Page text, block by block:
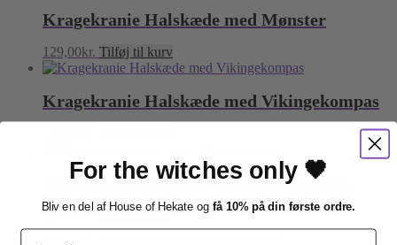
Kragekranie Halskæde med Mønster
129,00kr. Tilføj til kurv
Kragekranie Halskæde med Vikingekompas
Pilespids Halskæde med Vikingekompas
149,00kr. Tilføj til kurv
For the witches only 🖤
Bliv en del af House of Hekate og få 10% på din første ordre.
Email